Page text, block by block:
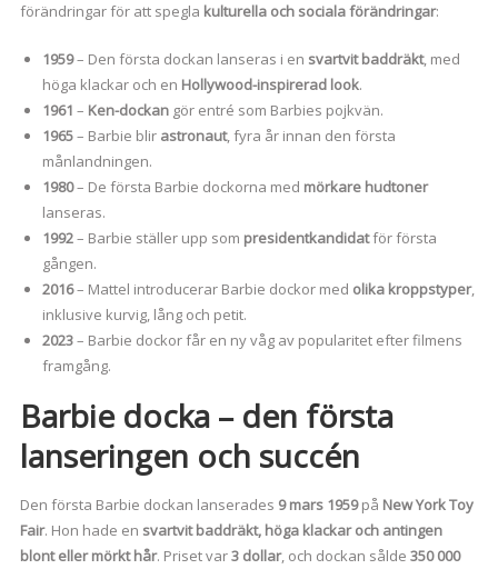
förändringar för att spegla kulturella och sociala förändringar:
1959– Den första dockan lanseras i en svartvit baddräkt, med
höga klackar och en Hollywood-inspirerad look.
1961 – Ken-dockangör entré som Barbies pojkvän.
1965– Barbie blir astronaut, fyra år innan den första
månlandningen.
1980– De första Barbie dockorna med mörkare hudtoner
lanseras.
1992– Barbie ställer upp som presidentkandidatför första
gången.
2016– Mattel introducerar Barbie dockor med olika kroppstyper,
inklusive kurvig, lång och petit.
2023– Barbie dockor får en ny våg av popularitet efter filmens
framgång.
Barbie docka – den första
lanseringen och succén
Den första Barbie dockan lanserades 9 mars 1959på New York Toy
Fair. Hon hade en svartvit baddräkt, höga klackar och antingen
blont eller mörkt hår. Priset var3 dollar, och dockan sålde 350 000